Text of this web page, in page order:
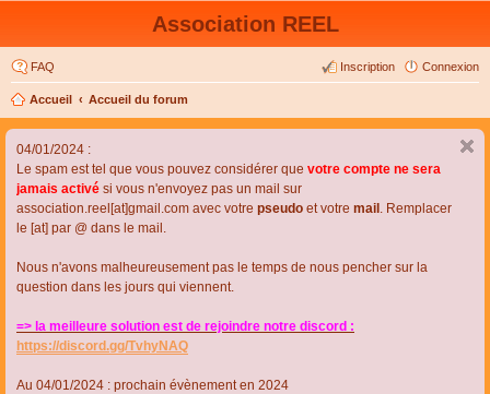
Association REEL
FAQ Connexion
Inscription
Accueil Accueil du forum
04/01/2024 :
Le spam est tel que vous pouvez considérer que votre compte ne sera
jamais activé si vous n'envoyez pas un mail sur
association.reel[at]gmail.com avec votre pseudo et votre mail . Remplacer
le [at] par @ dans le mail.
Nous n'avons malheureusement pas le temps de nous pencher sur la
question dans les jours qui viennent.
=> la meilleure solution est de rejoindre notre discord :
https://discord.gg/TvhyNAQ
Au 04/01/2024 : prochain évènement en 2024